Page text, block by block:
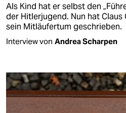
Als Kind hat er selbst den
der Hitlerjugend. Nun hat Claus
sein Mitläufertum geschrieben.
Interview von Andrea Scharpen